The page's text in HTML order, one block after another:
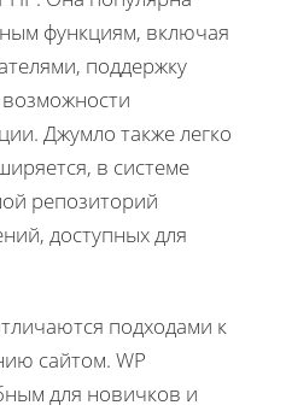
функциям, включая
поддержку
Джумло также легко
в системе
репозиторий
доступных для
подходами к
сайтом. WP
для новичков и